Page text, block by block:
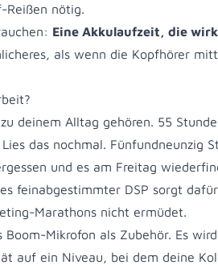
Reißen nötig.
Eine Akkulaufzeit, die
als wenn die Kopfhörer
deinem Alltag gehören. 55
das nochmal. Fünfundneunzig
und es am Freitag
feinabgestimmter DSP sorgt
Marathons nicht ermüdet.
Mikrofon als Zubehör. Es
auf ein Niveau, bei dem deine